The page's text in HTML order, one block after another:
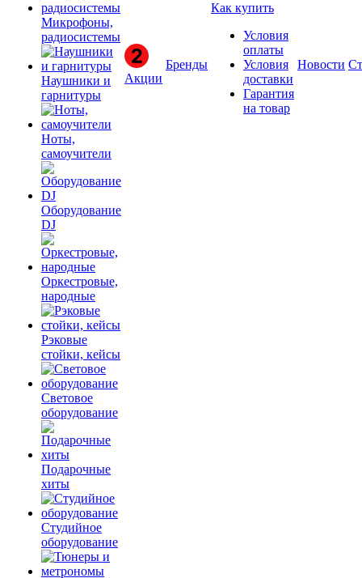
Микрофоны,
радиосистемы
Наушники и
гарнитуры
Ноты,
самоучители
Оборудование
DJ
Оркестровые,
народные
Рэковые
стойки, кейсы
Световое
оборудование
Подарочные
хиты
Студийное
оборудование
Акции
Бренды
Как купить
Условия
оплаты
Условия
доставки
Гарантия
на товар
Новости